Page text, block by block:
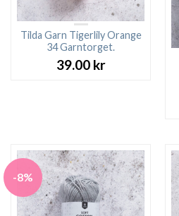
Tilda Garn Tigerlily Orange
34 Garntorget.
39.00 kr
-8%